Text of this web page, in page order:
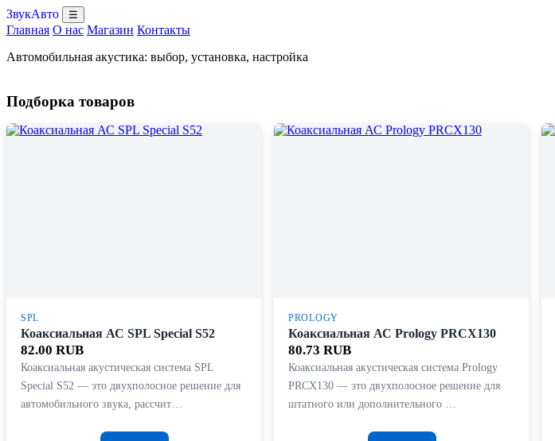
ЗвукАвто ☰
Главная О нас Магазин Контакты
Автомобильная акустика: выбор, установка, настройка
Подборка товаров
SPL
Коаксиальная АС SPL Special S52
82.00 RUB
Коаксиальная акустическая система SPL
Special S52 — это двухполосное решение для
автомобильного звука, рассчит…
PROLOGY
Коаксиальная АС Prology PRCX130
80.73 RUB
Коаксиальная акустическая система Prology
PRCX130 — это двухполосное решение для
штатного или дополнительного …